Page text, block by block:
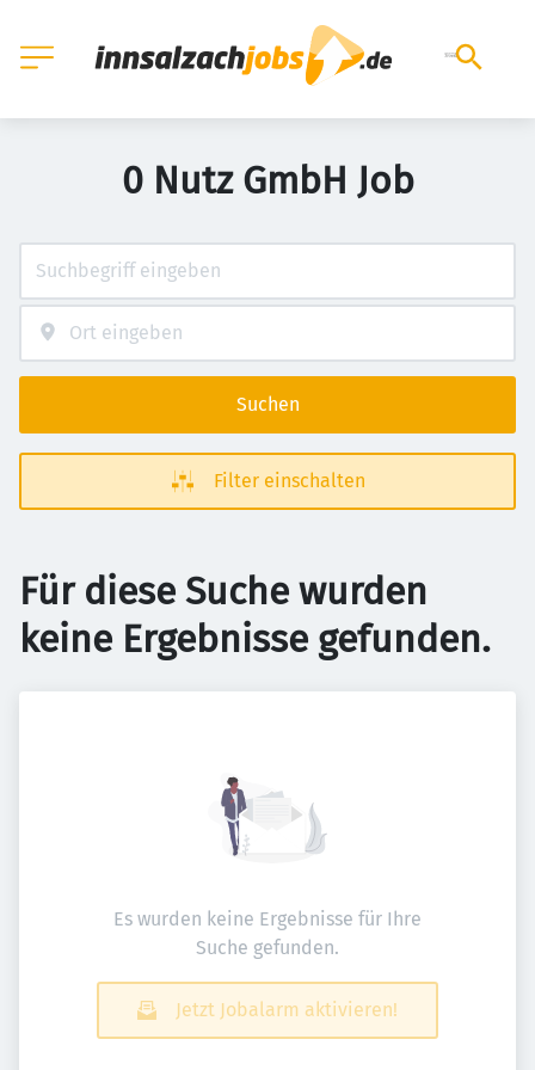
0 Nutz GmbH Job
Suchen
Filter einschalten
Für diese Suche wurden
keine Ergebnisse gefunden.
Es wurden keine Ergebnisse für Ihre
Suche gefunden.
Jetzt Jobalarm aktivieren!